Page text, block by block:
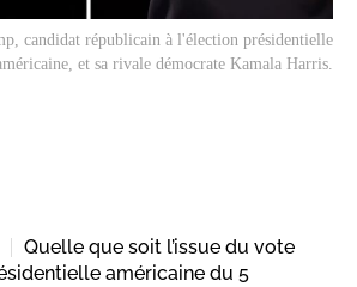
candidat républicain à l'élection présidentielle
et sa rivale démocrate Kamala Harris.
Quelle que soit l’issue du vote
américaine du 5